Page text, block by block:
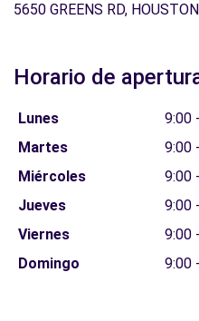
5650 GREENS RD,
Horario de
Lunes
9:00
Martes
9:00
Miércoles
9:00
Jueves
9:00
Viernes
9:00
Domingo
9:00